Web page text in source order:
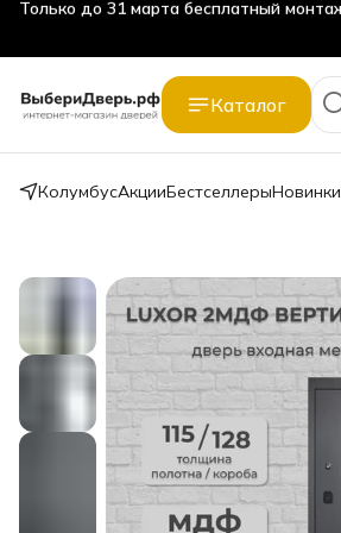
Каталог
КолумбусАкцииБестселлерыНовинки